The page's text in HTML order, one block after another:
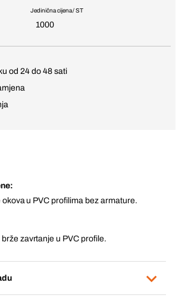
Jedinična cijena / ST
1000
od 24 do 48 sati
u PVC profilima bez armature.
zavrtanje u PVC profile.